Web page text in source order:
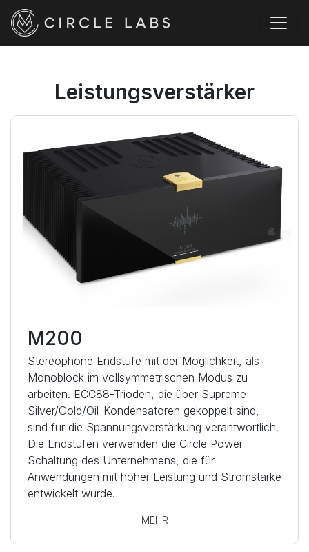
Leistungsverstärker
M200
Stereophone Endstufe mit der Möglichkeit, als
Monoblock im vollsymmetrischen Modus zu
arbeiten. ECC88-Trioden, die über Supreme
Silver/Gold/Oil-Kondensatoren gekoppelt sind,
sind für die Spannungsverstärkung verantwortlich.
Die Endstufen verwenden die Circle Power-
Schaltung des Unternehmens, die für
Anwendungen mit hoher Leistung und Stromstärke
entwickelt wurde.
MEHR